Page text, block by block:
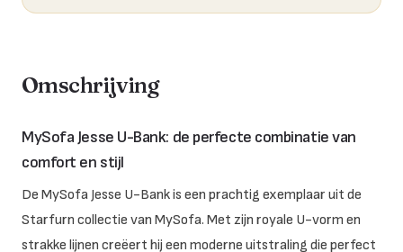
Omschrijving
MySofa Jesse U-Bank: de perfecte combinatie van
comfort en stijl
De MySofa Jesse U-Bank is een prachtig exemplaar uit de
Starfurn collectie van MySofa. Met zijn royale U-vorm en
strakke lijnen creëert hij een moderne uitstraling die perfect